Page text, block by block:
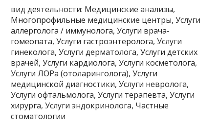
вид деятельности: Медицинские анализы,
Многопрофильные медицинские центры, Услуги
аллерголога / иммунолога, Услуги врача-
гомеопата, Услуги гастроэнтеролога, Услуги
гинеколога, Услуги дерматолога, Услуги детских
врачей, Услуги кардиолога, Услуги косметолога,
Услуги ЛОРа (отоларинголога), Услуги
медицинской диагностики, Услуги невролога,
Услуги офтальмолога, Услуги терапевта, Услуги
хирурга, Услуги эндокринолога, Частные
стоматологии